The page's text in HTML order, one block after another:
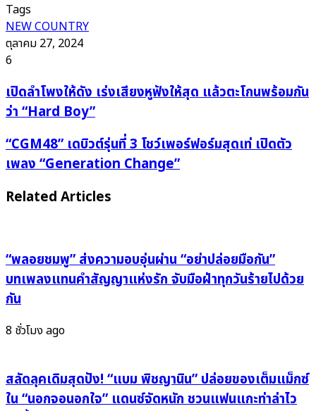
Tags
NEW COUNTRY
ตุลาคม 27, 2024
6
เปิด
ลำโพง
ดัง
เร่ง
เสียง
หู
แล้ว
ตะโกน
พร้อม
กัน
ว่า
เปิดลำโพงให้ดัง เร่งเสียงหูฟังให้สุด แล้วตะโกนพร้อมกัน
ว่า “Hard Boy”
“CGM48” เด
บิ
รุ่น
ฟอร์ม
สุด
เท่ เปิด
เพลง “Generation
“CGM48” เดบิวต์รุ่นที่ 3 โชว์เพอร์ฟอร์มสุดเท่ เปิดตัว
เพลง “Generation Change”
Related Articles
“พลอยชมพู” ส่งความอบอุ่นผ่าน “อย่าปล่อยมือกัน”
บทเพลงแทนคำสัญญาแห่งรัก จับมือฝ่าทุกวันร้ายไปด้วย
กัน
8 ชั่วโมง ago
สลัดลุคเดิมสุดปัง! “แบม พิชญานิน” ปล่อยของเต็มแม็กซ์
ใน “นอกจอนอกใจ” แดนซ์จัดหนัก ชวนแฟนแกะท่าล่าไว